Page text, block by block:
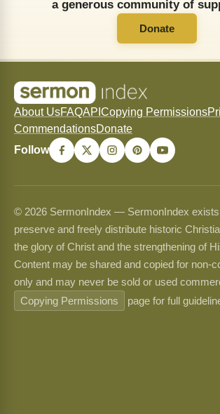
a generous community of
Donate
About UsFAQAPI Copying Permissions
CommendationsDonate
Follow
© 2026 SermonIndex — SermonIndex
preserve and freely distribute historic
the glory of Christ and the strengthening of
Content may be shared and copied for non-
only and may never be sold or used
Copying Permissions
page for full